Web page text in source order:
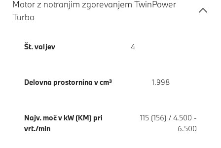
Motor z notranjim zgorevanjem TwinPower
Turbo
Št. valjev 4
Delovna prostornina v cm³ 1.998
Najv. moč v kW (KM) pri
vrt./min
115 (156) / 4.500 -
6.500